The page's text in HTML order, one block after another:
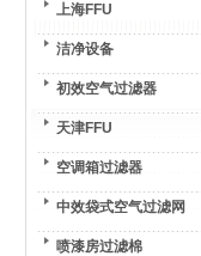
上海FFU
洁净设备
初效空气过滤器
天津FFU
空调箱过滤器
中效袋式空气过滤网
喷漆房过滤棉